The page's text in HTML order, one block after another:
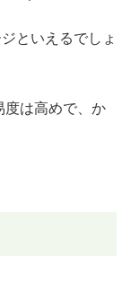
といえるでしょ
度は高めで、か